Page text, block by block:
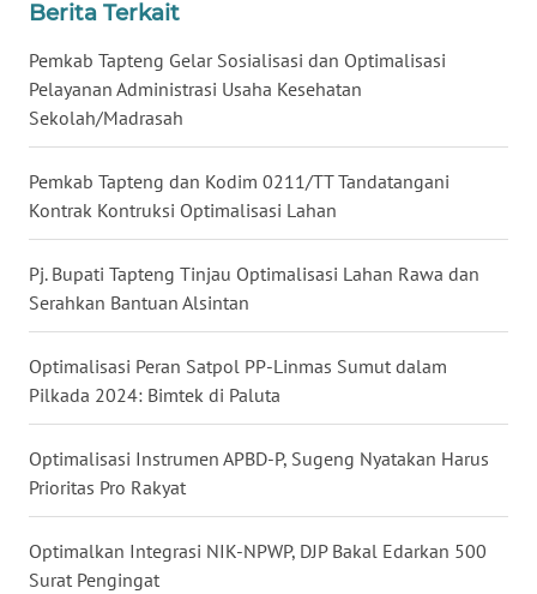
Berita Terkait
Pemkab Tapteng Gelar Sosialisasi dan Optimalisasi
Pelayanan Administrasi Usaha Kesehatan
Sekolah/Madrasah
Pemkab Tapteng dan Kodim 0211/TT Tandatangani
Kontrak Kontruksi Optimalisasi Lahan
Pj. Bupati Tapteng Tinjau Optimalisasi Lahan Rawa dan
Serahkan Bantuan Alsintan
Optimalisasi Peran Satpol PP-Linmas Sumut dalam
Pilkada 2024: Bimtek di Paluta
Optimalisasi Instrumen APBD-P, Sugeng Nyatakan Harus
Prioritas Pro Rakyat
Optimalkan Integrasi NIK-NPWP, DJP Bakal Edarkan 500
Surat Pengingat
WN
KARAWANG
WN
WN
WN
DEPOK
WN
TAPANULI
UTARA
WN
SAMOSIR
WN